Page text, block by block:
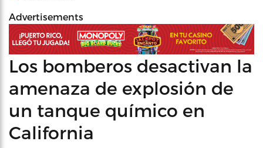
Advertisements
Los bomberos desactivan la
amenaza de explosión de
un tanque químico en
California